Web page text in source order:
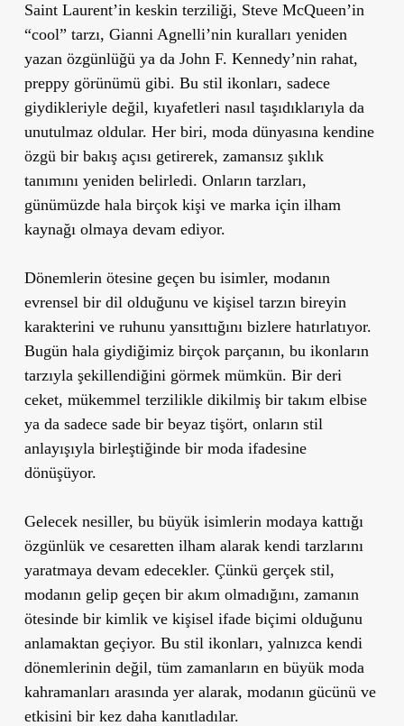
Saint Laurent’in keskin terziliği, Steve McQueen’in
“cool” tarzı, Gianni Agnelli’nin kuralları yeniden
yazan özgünlüğü ya da John F. Kennedy’nin rahat,
preppy görünümü gibi. Bu stil ikonları, sadece
giydikleriyle değil, kıyafetleri nasıl taşıdıklarıyla da
unutulmaz oldular. Her biri, moda dünyasına kendine
özgü bir bakış açısı getirerek, zamansız şıklık
tanımını yeniden belirledi. Onların tarzları,
günümüzde hala birçok kişi ve marka için ilham
kaynağı olmaya devam ediyor.
Dönemlerin ötesine geçen bu isimler, modanın
evrensel bir dil olduğunu ve kişisel tarzın bireyin
karakterini ve ruhunu yansıttığını bizlere hatırlatıyor.
Bugün hala giydiğimiz birçok parçanın, bu ikonların
tarzıyla şekillendiğini görmek mümkün. Bir deri
ceket, mükemmel terzilikle dikilmiş bir takım elbise
ya da sadece sade bir beyaz tişört, onların stil
anlayışıyla birleştiğinde bir moda ifadesine
dönüşüyor.
Gelecek nesiller, bu büyük isimlerin modaya kattığı
özgünlük ve cesaretten ilham alarak kendi tarzlarını
yaratmaya devam edecekler. Çünkü gerçek stil,
modanın gelip geçen bir akım olmadığını, zamanın
ötesinde bir kimlik ve kişisel ifade biçimi olduğunu
anlamaktan geçiyor. Bu stil ikonları, yalnızca kendi
dönemlerinin değil, tüm zamanların en büyük moda
kahramanları arasında yer alarak, modanın gücünü ve
etkisini bir kez daha kanıtladılar.